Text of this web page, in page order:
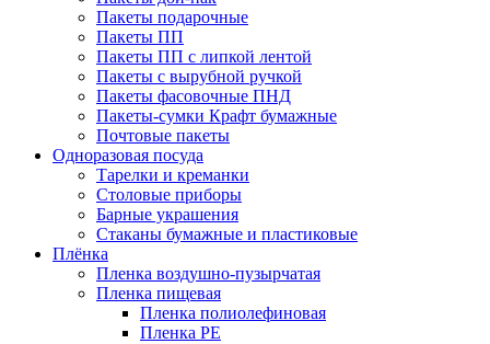
Пакеты подарочные
Пакеты ПП
Пакеты ПП с липкой лентой
Пакеты с вырубной ручкой
Пакеты фасовочные ПНД
Пакеты-сумки Крафт бумажные
Почтовые пакеты
Одноразовая посуда
Тарелки и креманки
Столовые приборы
Барные украшения
Стаканы бумажные и пластиковые
Плёнка
Пленка воздушно-пузырчатая
Пленка пищевая
Пленка полиолефиновая
Пленка PE